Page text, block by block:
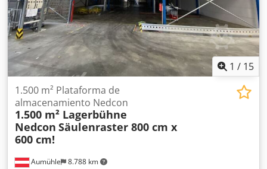
1 / 15
Aumühle 8.788 km
1.500 m² Plataforma de
almacenamiento Nedcon
1.500 m² Lagerbühne
Nedcon Säulenraster 800 cm x
600 cm!